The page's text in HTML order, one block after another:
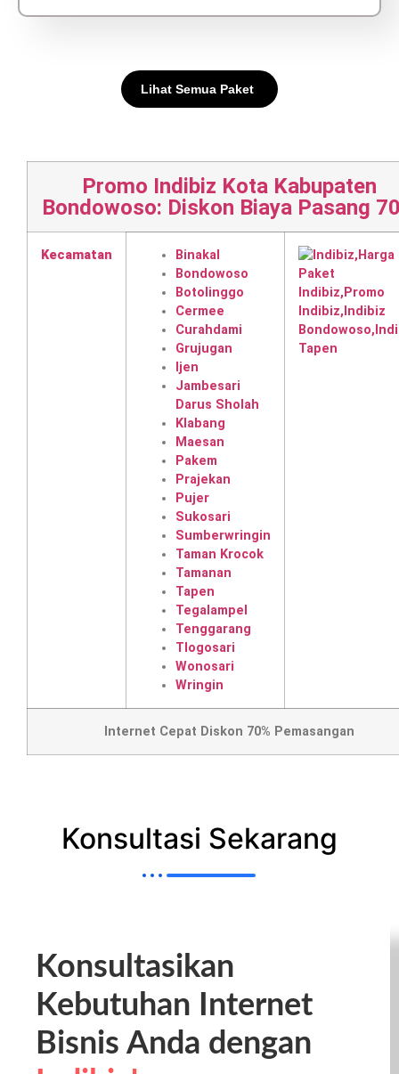
Lihat Semua Paket
Promo Indibiz Kota Kabupaten
Bondowoso: Diskon Biaya Pasang
Kecamatan
Binakal
Bondowoso
Botolinggo
Cermee
Curahdami
Grujugan
Ijen
Jambesari
Darus Sholah
Klabang
Maesan
Pakem
Prajekan
Pujer
Sukosari
Sumberwringin
Taman Krocok
Tamanan
Tapen
Tegalampel
Tenggarang
Tlogosari
Wonosari
Wringin
Internet Cepat Diskon 70% Pemasangan
Konsultasi Sekarang
Konsultasikan
Kebutuhan Internet
Bisnis Anda dengan